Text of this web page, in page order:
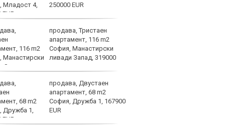
250000 EUR
продава, Тристаен
апартамент, 116 m2
София, Манастирски
ливади Запад, 319000
продава, Двустаен
апартамент, 68 m2
София, Дружба 1, 167900
EUR